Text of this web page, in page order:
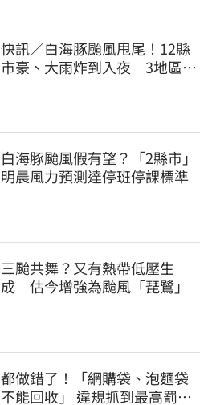
快訊／白海豚颱風甩尾！12縣
市豪、大雨炸到入夜 3地區有
白海豚颱風假有望？「2縣市」
明晨風力預測達停班停課標準
三颱共舞？又有熱帶低壓生
成 估今增強為颱風「琵鷺」
都做錯了！「網購袋、泡麵袋
不能回收」 違規抓到最高罰